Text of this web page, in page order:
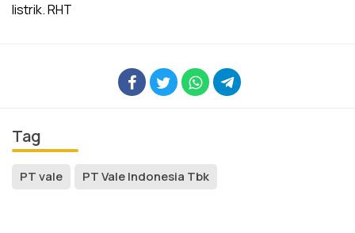
listrik. RHT
Tag
PT vale PT Vale Indonesia Tbk